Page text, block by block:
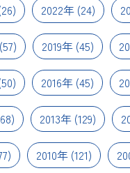
2022年 (24)
(57) 2019年 (45)
2016年(45)
2013年 (129)
2010年(121)